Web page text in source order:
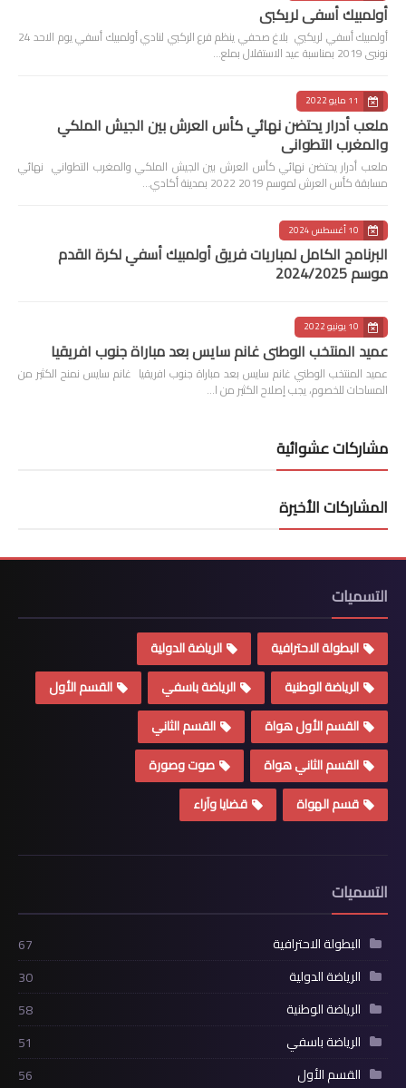
أولمبيك أسفي لريكبي
أولمبيك أسفي لريكبي بلاغ صحفي ينظم فرع الركبي لنادي أولمبيك أسفي يوم الاحد 24
نونبى 2019 بمناسبة عيد الاستقلال بملع…
11 مايو 2022
ملعب أدرار يحتضن نهائي كأس العرش بين الجيش الملكي
والمغرب التطواني
ملعب أدرار يحتضن نهائي كأس العرش بين الجيش الملكي والمغرب التطواني نهائي
مسابقة كأس العرش لموسم 2019 2022 بمدينة أكادي…
10 أغسطس 2024
البرنامج الكامل لمباريات فريق أولمبيك أسفي لكرة القدم
موسم 2024/2025
10 يونيو 2022
عميد المنتخب الوطني غانم سايس بعد مباراة جنوب افريقيا
عميد المنتخب الوطني غانم سايس بعد مباراة جنوب افريقيا غانم سايس نمنح الكثير من
المساحات للخصوم، يجب إصلاح الكثير من ا…
مشاركات عشوائية
المشاركات الأخيرة
التسميات
البطولة الاحترافية
الرياضة الدولية
الرياضة الوطنية
الرياضة باسفي
القسم الأول
القسم الأول هواة
القسم الثاني
القسم الثاني هواة
صوت وصورة
قسم الهواة
قضايا وآراء
التسميات
البطولة الاحترافية
67
الرياضة الدولية
30
الرياضة الوطنية
58
الرياضة باسفي
51
القسم الأول
56